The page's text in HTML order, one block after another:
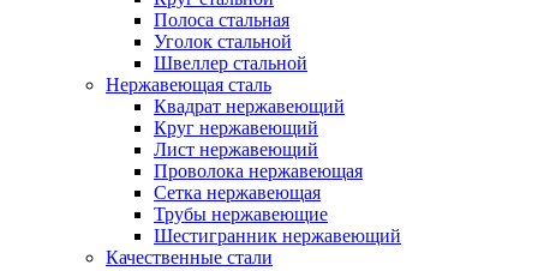
Полоса стальная
Уголок стальной
Швеллер стальной
Нержавеющая сталь
Квадрат нержавеющий
Круг нержавеющий
Лист нержавеющий
Проволока нержавеющая
Сетка нержавеющая
Трубы нержавеющие
Шестигранник нержавеющий
Качественные стали